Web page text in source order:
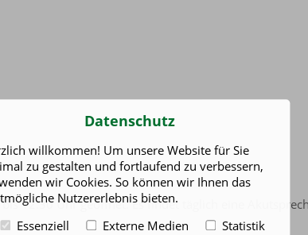
12:30 Uhr geöffnet. Es findet täglich eine
Datenschutz
willkommen! Um unsere Website für Sie
zu gestalten und fortlaufend zu verbessern,
wir Cookies. So können wir Ihnen das
Nutzererlebnis bieten.
Essenziell
Externe Medien Statistik